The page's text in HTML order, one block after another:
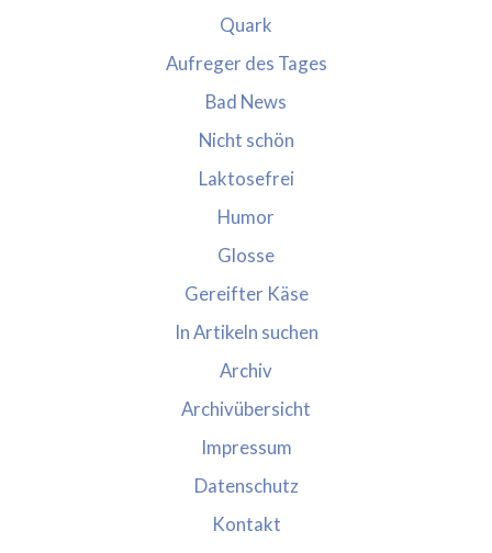
Quark
Aufreger des Tages
Bad News
Nicht schön
Laktosefrei
Humor
Glosse
Gereifter Käse
In Artikeln suchen
Archiv
Archivübersicht
Impressum
Datenschutz
Kontakt